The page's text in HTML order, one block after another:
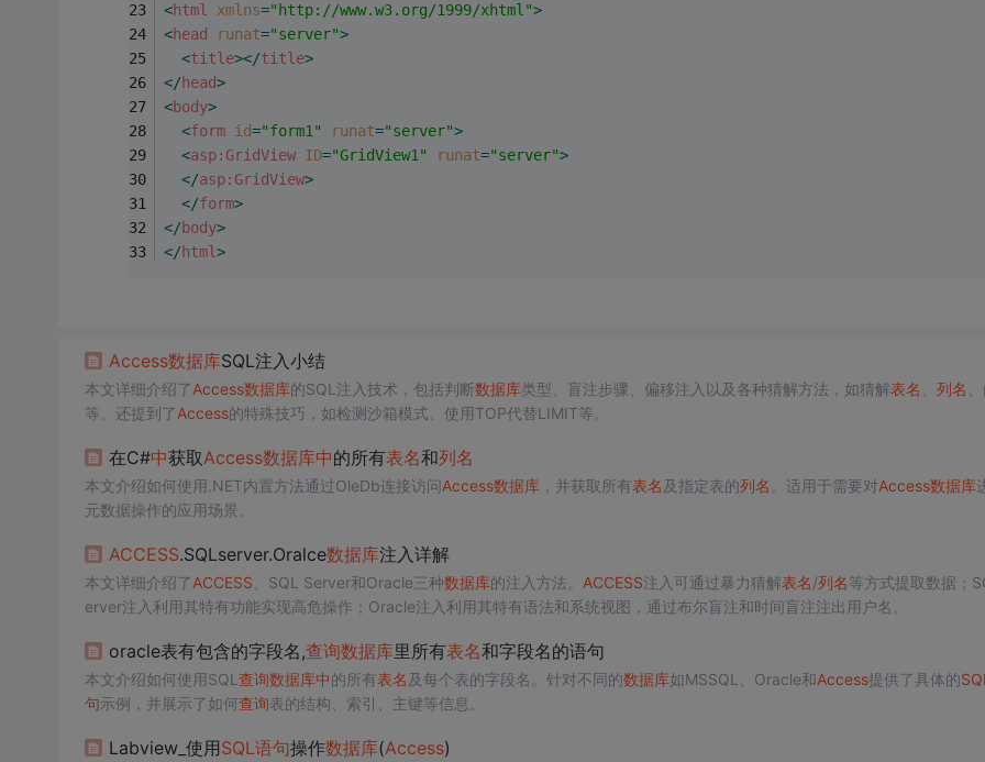
<html xmlns="http://www.w3.org/1999/xhtml">
<head runat="server">
<title></title>
</head>
<body>
<form id="form1" runat="server">
<asp:GridView ID="GridView1" runat="server">
</asp:GridView>
</form>
</body>
</html >
Access数据库SQL注入小结
本文详细介绍了Access数据库的SQL注入技术，包括判断数据库类型、盲注步骤、偏移注入以及各种猜解方法，如猜解表名 列名
等。还提到了Access的特殊技巧，如检测沙箱模式、使用TOP代替LIMIT等。
在C#中获取Access数据库中的所有表名和列名
本文介绍如何使用.NET内置方法通过OleDb连接访问Access数据库，并获取所有表名 及指定表的列名 。适用于需要对Access数据库
元数据操作的应用场景。
ACCESS.SQLserver.Oralce数据库注入详解
本文详细介绍了ACCESS 、SQL Server和Oracle三种数据库的注入方法。 ACCESS注入可通过暴力猜解表名/列名等方式提取数据；
erver注入利用其特有功能实现高危操作；Oracle注入利用其特有语法和系统视图，通过布尔盲注和时间盲注注出用户名。
oracle表有包含的字段名,查询数据库里所有表名和字段名的语句
本文介绍如何使用SQL 查询数据库中的所有表名 及每个表的字段名。针对不同的数据库如MSSQL、Oracle和Access提供了具体的
句示例，并展示了如何查询表的结构、索引、主键等信息。
Labview_使用SQL语句操作数据库(Access)